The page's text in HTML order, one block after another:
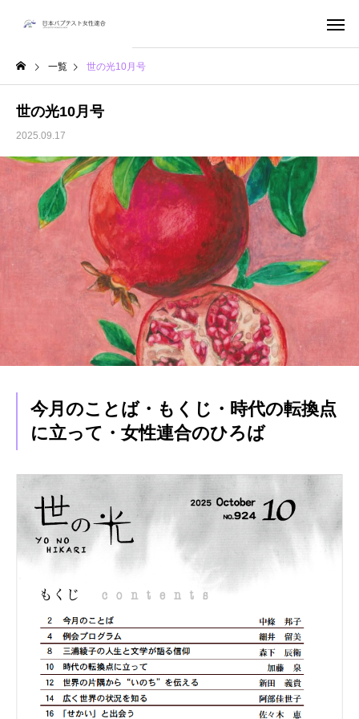
一覧 世の光10月号
世の光10月号
2025.09.17
今月のことば・もくじ・時代の転換点
に立って・女性連合のひろば